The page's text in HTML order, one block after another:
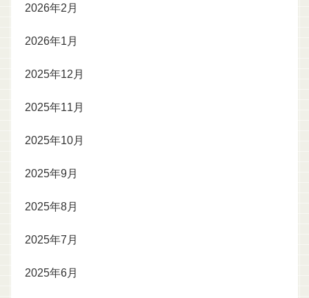
2026年2月
2026年1月
2025年12月
2025年11月
2025年10月
2025年9月
2025年8月
2025年7月
2025年6月